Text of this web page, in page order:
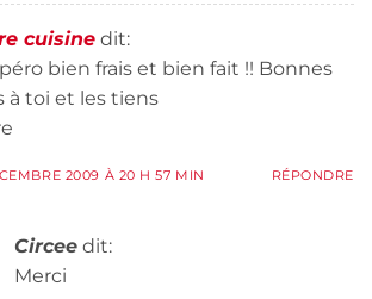
cuisine dit:
bien frais et bien fait !! Bonnes
à toi et les tiens
2009 À 20 H 57 MIN RÉPONDRE
Circee dit:
Merci